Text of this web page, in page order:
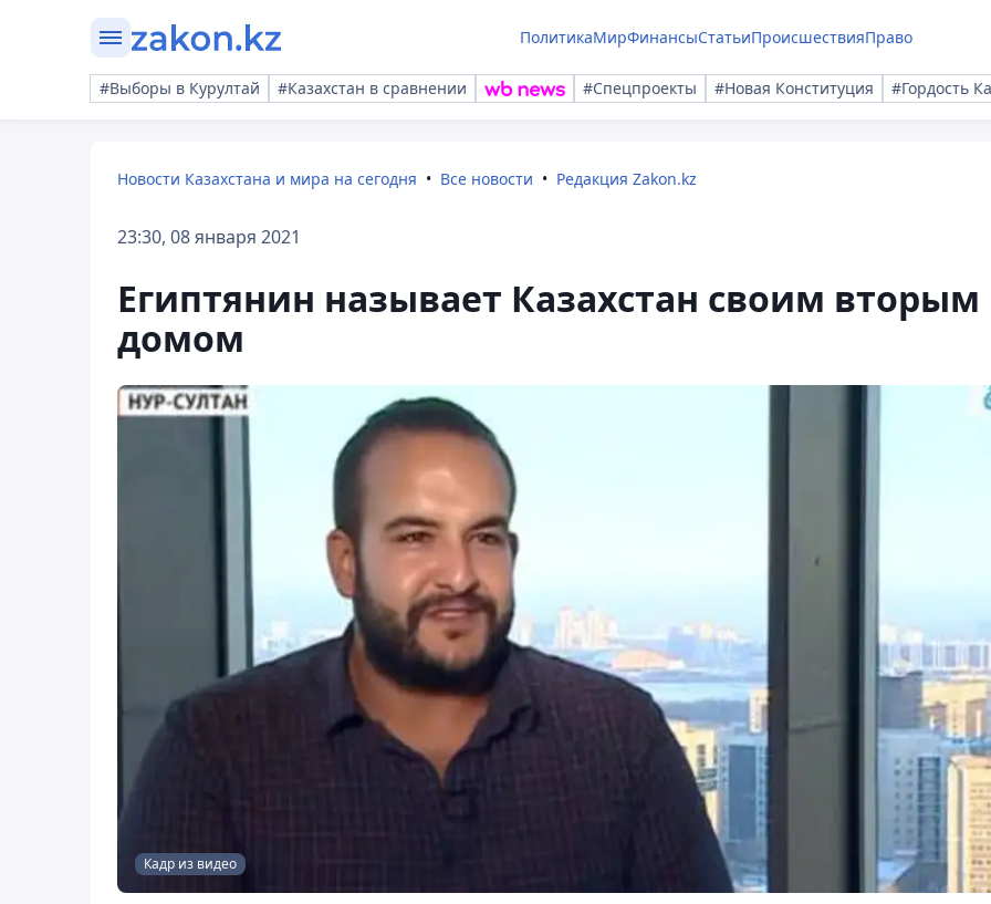
ПолитикаМирФинансыСтатьиПроисшествияПраво
#Выборы в Курултай #Казахстан в сравнении #Спецпроекты #Новая Конституция #Гордость
Новости Казахстана и мира на сегодня Все новости Редакция Zakon.kz
23:30, 08 января 2021
Египтянин называет Казахстан своим вторым
домом
Кадр из видео